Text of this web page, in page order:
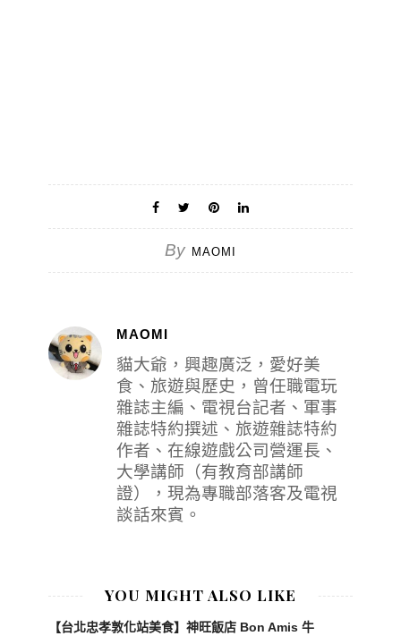
By MAOMI
MAOMI
貓大爺，興趣廣泛，愛好美
食、旅遊與歷史，曾任職電玩
雜誌主編、電視台記者、軍事
雜誌特約撰述、旅遊雜誌特約
作者、在線遊戲公司營運長、
大學講師（有教育部講師
證），現為專職部落客及電視
談話來賓。
YOU MIGHT ALSO LIKE
【台北忠孝敦化站美食】神旺飯店 Bon Amis 牛